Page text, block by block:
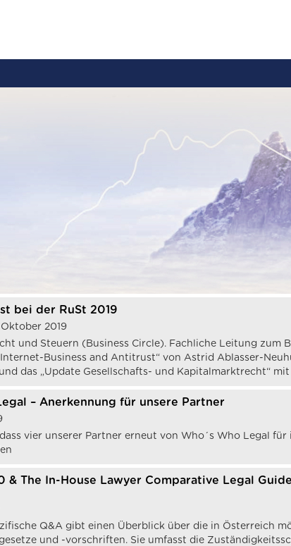
bei der RuSt 2019
Oktober 2019
und Steuern (Business Circle). Fachliche Leitung zum
Business and Antitrust“ von Astrid Ablasser-
das „Update Gesellschafts- und Kapitalmarktrecht“
– Anerkennung für unsere Partner
vier unserer Partner erneut von Who´s Who Legal
& The In-House Lawyer Comparative Legal
Q&A gibt einen Überblick über die in Österreich
und -vorschriften. Sie umfasst die